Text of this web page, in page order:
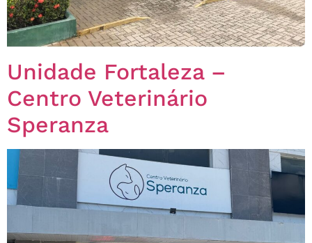
Unidade Fortaleza –
Centro Veterinário
Speranza